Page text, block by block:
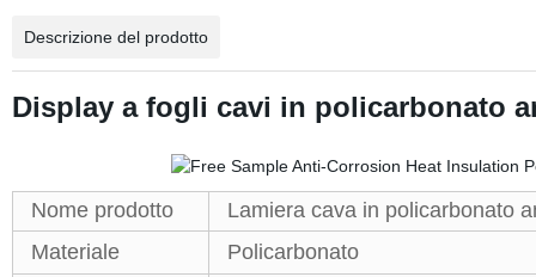
Descrizione del prodotto
Display a fogli cavi in policarbonato
Nome prodotto
Lamiera cava in policarbonato
Materiale
Policarbonato